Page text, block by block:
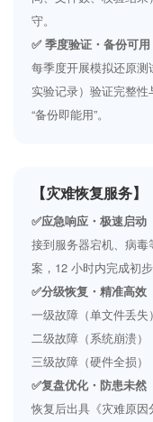
守。
✅ 季度验证・备份可用
每季度开展模拟还原
实验记录）验证完整
“备份即能用”。
【灾难恢复服务
✅应急响应・极速启动
接到服务器宕机、病
案，12 小时内完成初
✅分级恢复・精准高效
一级故障（单文件丢
二级故障（系统崩溃
三级故障（硬件全损
✅复盘优化・防患未然
恢复后出具《灾难原